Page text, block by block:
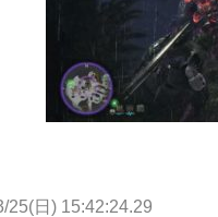
25(日) 15:42:24.29